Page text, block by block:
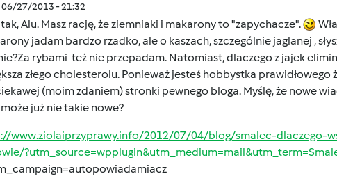
06/27/2013 - 21:32
Alu. Masz rację, że ziemniaki i makarony to "zapychacze".
jadam bardzo rzadko, ale o kaszach, szczególnie jaglanej ,
rybami też nie przepadam. Natomiast, dlaczego z jajek
złego cholesterolu. Ponieważ jesteś hobbystka
(moim zdaniem) stronki pewnego bloga. Myślę, że nowe
już nie takie nowe?
www.ziolaiprzyprawy.info/2012/07/04/blog/smalec-dlaczego-